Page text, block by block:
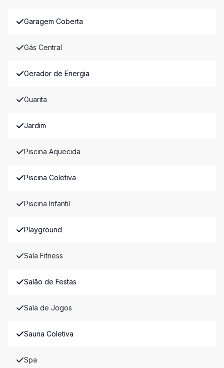
Garagem Coberta
Gás Central
Gerador de Energia
Guarita
Jardim
Piscina Aquecida
Piscina Coletiva
Piscina Infantil
Playground
Sala Fitness
Salão de Festas
Sala de Jogos
Sauna Coletiva
Spa